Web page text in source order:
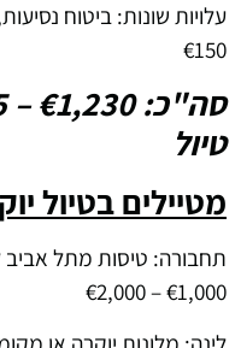
€150
טיול
מטיילים בטיול
תחבורה: טיסות מתל
€1,000 – €2,000